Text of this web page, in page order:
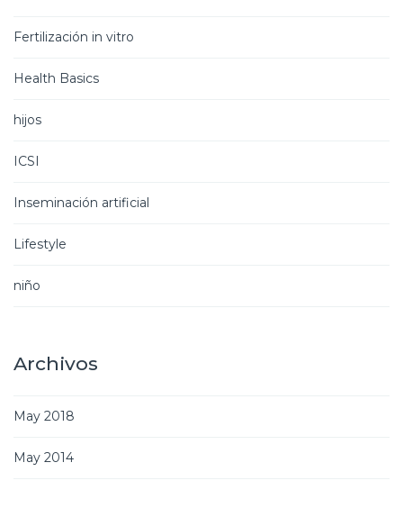
Fertilización in vitro
Health Basics
hijos
ICSI
Inseminación artificial
Lifestyle
niño
Archivos
May 2018
May 2014